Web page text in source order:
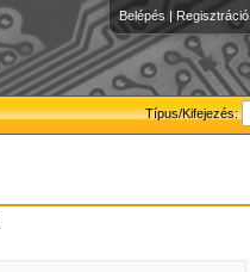
Belépés | Regisztráció
Típus/Kifejezés: